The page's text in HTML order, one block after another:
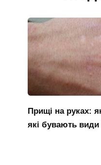
Прищі на руках:
які бувають види